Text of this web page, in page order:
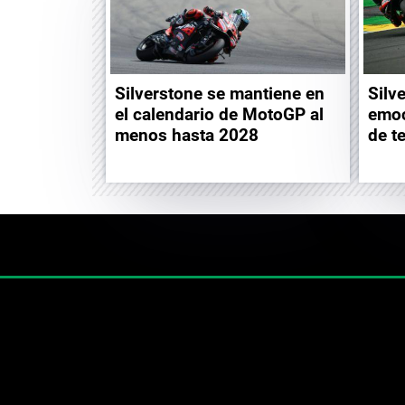
Silverstone se mantiene en
el calendario de MotoGP al
menos hasta 2028
de